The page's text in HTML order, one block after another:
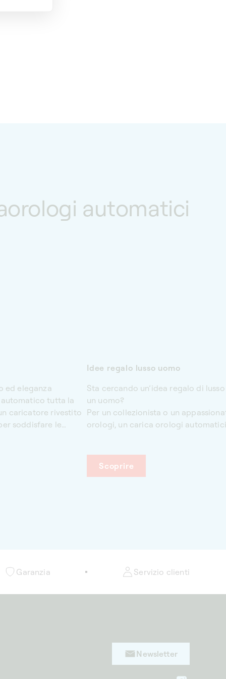
automatici
ed eleganza
tutta la
caricatore rivestito
soddisfare le
ottimale del
al contempo un
Idee regalo lusso uomo
Sta cercando un’idea regalo di
un uomo?
Per un collezionista o un
orologi, un carica orologi
Scoprire
Garanzia Servizio clienti
Newsletter